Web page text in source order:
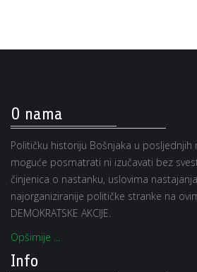
O nama
Političku historiju Bošnjaka u posljednjih
moguće posmatrati ni izučavati bez
činjenica o nastanku, uslovima
najorganiziranije političke stranke na
DEMOKRATSKE AKCIJE.
Opširnije ...
Info